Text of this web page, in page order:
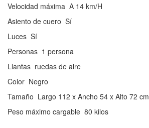
Velocidad máxima A 14 km/H
Asiento de cuero Sí
Luces Sí
Personas 1 persona
Llantas ruedas de aire
Color Negro
Tamaño Largo 112 x Ancho 54 x Alto 72 cm
Peso máximo cargable 80 kilos